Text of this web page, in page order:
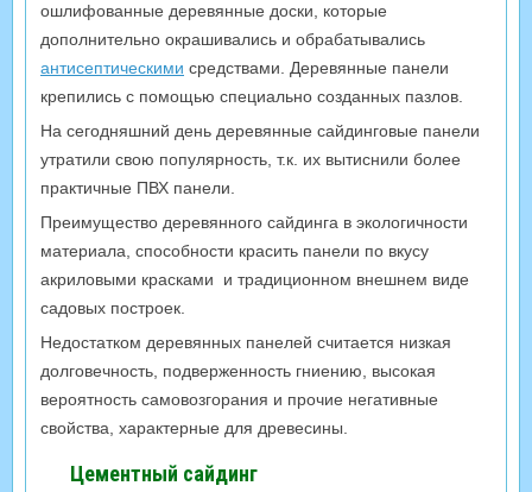
ошлифованные деревянные доски, которые
дополнительно окрашивались и обрабатывались
антисептическими средствами. Деревянные панели
крепились с помощью специально созданных пазлов.
На сегодняшний день деревянные сайдинговые панели
утратили свою популярность, т.к. их вытиснили более
практичные ПВХ панели.
Преимущество деревянного сайдинга в экологичности
материала, способности красить панели по вкусу
акриловыми красками и традиционном внешнем виде
садовых построек.
Недостатком деревянных панелей считается низкая
долговечность, подверженность гниению, высокая
вероятность самовозгорания и прочие негативные
свойства, характерные для древесины.
Цементный сайдинг